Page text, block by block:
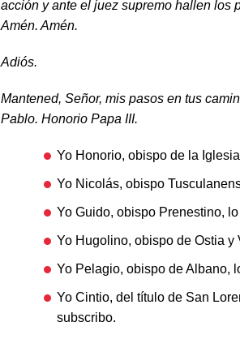
acción y ante el juez supremo hallen los
Amén. Amén.
Adiós.
Mantened, Señor, mis pasos en tus
Pablo. Honorio Papa III.
Yo Honorio, obispo de la
Yo Nicolás, obispo
Yo Guido, obispo Prenestino,
Yo Hugolino, obispo de Ostia y
Yo Pelagio, obispo de Albano,
Yo Cintio, del título de San
subscribo.